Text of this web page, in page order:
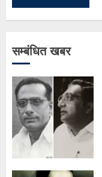
सम्बंधित खबर